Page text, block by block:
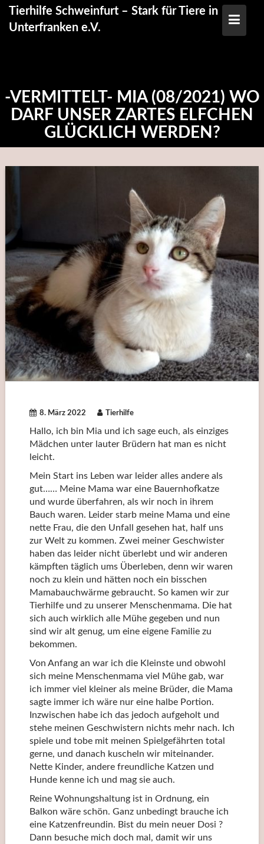
Skip
content
Tierhilfe Schweinfurt – Stark für Tiere in
Unterfranken e.V.
-VERMITTELT- MIA (08/2021) WO
DARF UNSER ZARTES ELFCHEN
GLÜCKLICH WERDEN?
8. März 2022 Tierhilfe
Hallo, ich bin Mia und ich sage euch, als einziges
Mädchen unter lauter Brüdern hat man es nicht
leicht.
Mein Start ins Leben war leider alles andere als
gut…… Meine Mama war eine Bauernhofkatze
und wurde überfahren, als wir noch in ihrem
Bauch waren. Leider starb meine Mama und eine
nette Frau, die den Unfall gesehen hat, half uns
zur Welt zu kommen. Zwei meiner Geschwister
haben das leider nicht überlebt und wir anderen
kämpften täglich ums Überleben, denn wir waren
noch zu klein und hätten noch ein bisschen
Mamabauchwärme gebraucht. So kamen wir zur
Tierhilfe und zu unserer Menschenmama. Die hat
sich auch wirklich alle Mühe gegeben und nun
sind wir alt genug, um eine eigene Familie zu
bekommen.
Von Anfang an war ich die Kleinste und obwohl
sich meine Menschenmama viel Mühe gab, war
ich immer viel kleiner als meine Brüder, die Mama
sagte immer ich wäre nur eine halbe Portion.
Inzwischen habe ich das jedoch aufgeholt und
stehe meinen Geschwistern nichts mehr nach. Ich
spiele und tobe mit meinen Spielgefährten total
gerne, und danach kuscheln wir miteinander.
Nette Kinder, andere freundliche Katzen und
Hunde kenne ich und mag sie auch.
Reine Wohnungshaltung ist in Ordnung, ein
Balkon wäre schön. Ganz unbedingt brauche ich
eine Katzenfreundin. Bist du mein neuer Dosi ?
Dann besuche mich doch mal, damit wir uns